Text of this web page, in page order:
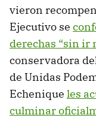
vieron
Ejecutivo se
derechas “sin ir
conservadora
de Unidas
Echenique les
culminar